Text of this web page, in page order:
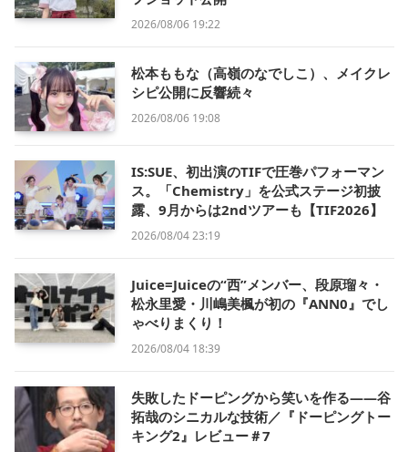
2026/08/06 19:22
松本ももな（高嶺のなでしこ）、メイクレ
シピ公開に反響続々
2026/08/06 19:08
IS:SUE、初出演のTIFで圧巻パフォーマン
ス。「Chemistry」を公式ステージ初披
露、9月からは2ndツアーも【TIF2026】
2026/08/04 23:19
Juice=Juiceの“西”メンバー、段原瑠々・
松永里愛・川嶋美楓が初の『ANN0』でし
ゃべりまくり！
2026/08/04 18:39
失敗したドーピングから笑いを作る——谷
拓哉のシニカルな技術／『ドーピングトー
キング2』レビュー＃7